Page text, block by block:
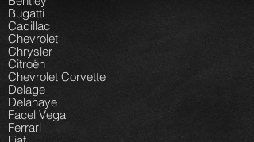
Bugatti
Cadillac
Chevrolet
Chrysler
Citroën
Chevrolet Corvette
Delage
Delahaye
Facel Vega
Ferrari